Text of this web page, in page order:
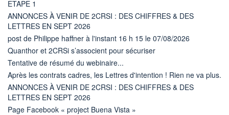
ETAPE 1
ANNONCES À VENIR DE 2CRSI : DES CHIFFRES & DES
LETTRES EN SEPT 2026
post de Philippe haffner à l'instant 16 h 15 le 07/08/2026
Quanthor et 2CRSi s’associent pour sécuriser
Tentative de résumé du webinaire...
Après les contrats cadres, les Lettres d'intention ! Rien ne va plus.
ANNONCES À VENIR DE 2CRSI : DES CHIFFRES & DES
LETTRES EN SEPT 2026
Page Facebook « project Buena Vista »